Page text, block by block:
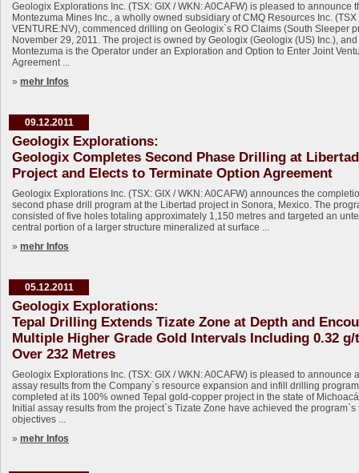
Geologix Explorations Inc. (TSX: GIX / WKN: A0CAFW) is pleased to announce
Montezuma Mines Inc., a wholly owned subsidiary of CMQ Resources Inc. (TSX
VENTURE:NV), commenced drilling on Geologix`s RO Claims (South Sleeper
November 29, 2011. The project is owned by Geologix (Geologix (US) Inc.), and
Montezuma is the Operator under an Exploration and Option to Enter Joint
Agreement ...
» mehr Infos
09.12.2011
Geologix Explorations:
Geologix Completes Second Phase Drilling at Libertad
Project and Elects to Terminate Option Agreement
Geologix Explorations Inc. (TSX: GIX / WKN: A0CAFW) announces the
second phase drill program at the Libertad project in Sonora, Mexico. The
consisted of five holes totaling approximately 1,150 metres and targeted an
central portion of a larger structure mineralized at surface ...
» mehr Infos
05.12.2011
Geologix Explorations:
Tepal Drilling Extends Tizate Zone at Depth and
Multiple Higher Grade Gold Intervals Including 0.32 g/
Over 232 Metres
Geologix Explorations Inc. (TSX: GIX / WKN: A0CAFW) is pleased to announce
assay results from the Company`s resource expansion and infill drilling program
completed at its 100% owned Tepal gold-copper project in the state of
Initial assay results from the project`s Tizate Zone have achieved the program`s
objectives ...
» mehr Infos